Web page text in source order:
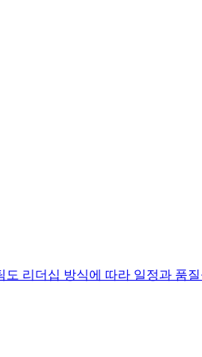
리더십 방식에 따라 일정과 품